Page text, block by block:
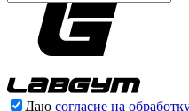
Даю согласие на